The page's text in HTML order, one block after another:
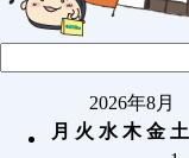
2026年8月
月 火 水 木 金 土